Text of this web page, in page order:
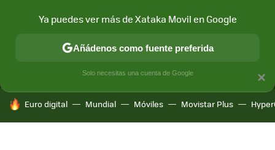
MÓVIL Y SOCIEDAD APLICACIONES
HOY SE HABLA DE
Euro digital Mundial Móviles Movistar Plus
×
Ya puedes ver más de Xataka Movil en Google
Añádenos como fuente preferida
Solo necesitas una cuenta de Google